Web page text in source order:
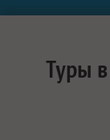
Туры